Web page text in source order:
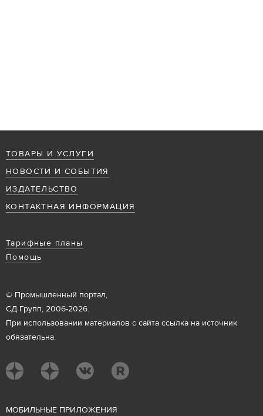
ТОВАРЫ И УСЛУГИ
НОВОСТИ И СОБЫТИЯ
ИЗДАТЕЛЬСТВО
КОНТАКТНАЯ ИНФОРМАЦИЯ
Тарифные планы
Помощь
© Промышленный портал,
СД Групп, 2006-2026.
При использовании материалов с сайта ссылка на источник
обязательна.
МОБИЛЬНЫЕ ПРИЛОЖЕНИЯ